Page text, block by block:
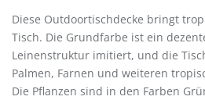
Diese Outdoortischdecke bringt
Tisch. Die Grundfarbe ist ein
Leinenstruktur imitiert, und die
Palmen, Farnen und weiteren
Die Pflanzen sind in den Farben